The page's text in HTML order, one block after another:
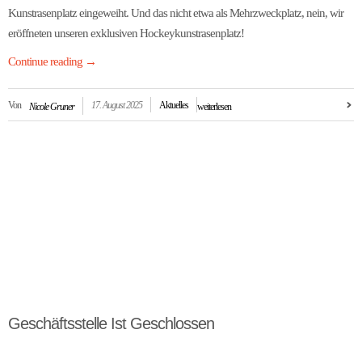
Kunstrasenplatz eingeweiht. Und das nicht etwa als Mehrzweckplatz, nein, wir
eröffneten unseren exklusiven Hockeykunstrasenplatz!
Continue reading →
Von Nicole Gruner 17. August 2025 Aktuelles weiterlesen
Geschäftsstelle Ist Geschlossen